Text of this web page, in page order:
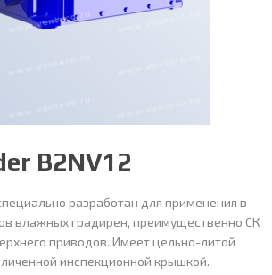
B2NV12
разработан для применения в
влажных градирен, преимущественно СК
приводов. Имеет цельно-литой
инспекционной крышкой.